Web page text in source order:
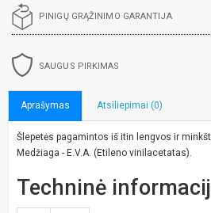
PINIGŲ GRĄŽINIMO GARANTIJA
SAUGUS PIRKIMAS
Aprašymas Atsiliepimai (0)
Šlepetės pagamintos iš itin lengvos ir
Medžiaga - E.V.A. (Etileno vinilacetatas).
Techninė